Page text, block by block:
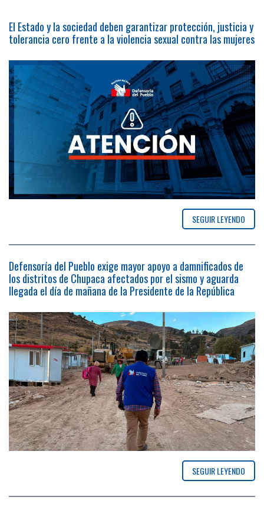
El Estado y la sociedad deben garantizar protección, justicia y
tolerancia cero frente a la violencia sexual contra las mujeres
SEGUIR LEYENDO
Defensoría del Pueblo exige mayor apoyo a damnificados de
los distritos de Chupaca afectados por el sismo y aguarda
llegada el día de mañana de la Presidente de la República
SEGUIR LEYENDO